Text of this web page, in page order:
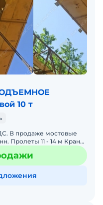
10 т
В продаже мостовые
г/п 10 т